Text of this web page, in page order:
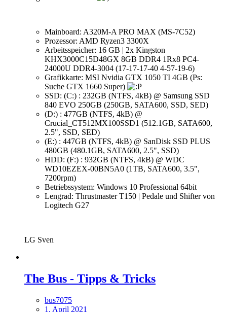
Mainboard: A320M-A PRO MAX (MS-7C52)
Prozessor: AMD Ryzen3 3300X
Arbeitsspeicher: 16 GB | 2x Kingston
KHX3000C15D48GX 8GB DDR4 1Rx8 PC4-
24000U DDR4-3004 (17-17-17-40 4-57-19-6)
Grafikkarte: MSI Nvidia GTX 1050 TI 4GB (Ps:
Suche GTX 1660 Super)
SSD: (C:) : 232GB (NTFS, 4kB) @ Samsung SSD
840 EVO 250GB (250GB, SATA600, SSD, SED)
(D:) : 477GB (NTFS, 4kB) @
Crucial_CT512MX100SSD1 (512.1GB, SATA600,
2.5", SSD, SED)
(E:) : 447GB (NTFS, 4kB) @ SanDisk SSD PLUS
480GB (480.1GB, SATA600, 2.5", SSD)
HDD: (F:) : 932GB (NTFS, 4kB) @ WDC
WD10EZEX-00BN5A0 (1TB, SATA600, 3.5",
7200rpm)
Betriebssystem: Windows 10 Professional 64bit
Lengrad: Thrustmaster T150 | Pedale und Shifter von
Logitech G27
LG Sven
The Bus - Tipps & Tricks
bus7075
1. April 2021